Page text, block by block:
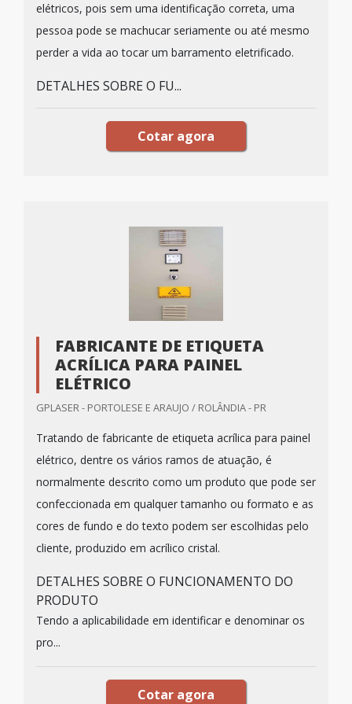
elétricos, pois sem uma identificação correta, uma
pessoa pode se machucar seriamente ou até mesmo
perder a vida ao tocar um barramento eletrificado.
DETALHES SOBRE O FU...
Cotar agora
FABRICANTE DE ETIQUETA
ACRÍLICA PARA PAINEL
ELÉTRICO
GPLASER - PORTOLESE E ARAUJO / ROLÂNDIA - PR
Tratando de fabricante de etiqueta acrílica para painel
elétrico, dentre os vários ramos de atuação, é
normalmente descrito como um produto que pode ser
confeccionada em qualquer tamanho ou formato e as
cores de fundo e do texto podem ser escolhidas pelo
cliente, produzido em acrílico cristal.
DETALHES SOBRE O FUNCIONAMENTO DO
PRODUTO
Tendo a aplicabilidade em identificar e denominar os
pro...
Cotar agora